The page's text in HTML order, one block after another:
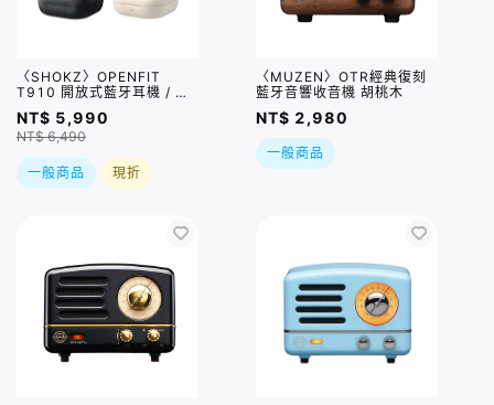
〈SHOKZ〉OPENFIT
T910 開放式藍牙耳機 / 兩
NT$ 5,990
NT$ 6,490
一般商品 現折
〈MUZEN〉OTR經典復刻
藍牙音響收音機 胡桃木
NT$ 2,980
一般商品